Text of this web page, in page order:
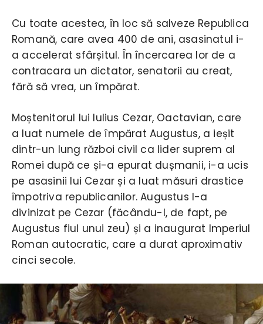
Cu toate acestea, în loc să salveze Republica
Romană, care avea 400 de ani, asasinatul i-
a accelerat sfârșitul. În încercarea lor de a
contracara un dictator, senatorii au creat,
fără să vrea, un împărat.
Moștenitorul lui Iulius Cezar, Oactavian, care
a luat numele de împărat Augustus, a ieșit
dintr-un lung război civil ca lider suprem al
Romei după ce și-a epurat dușmanii, i-a ucis
pe asasinii lui Cezar și a luat măsuri drastice
împotriva republicanilor. Augustus l-a
divinizat pe Cezar (făcându-l, de fapt, pe
Augustus fiul unui zeu) și a inaugurat Imperiul
Roman autocratic, care a durat aproximativ
cinci secole.